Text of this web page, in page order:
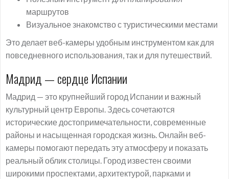
маршрутов
Визуальное знакомство с туристическими местами
Это делает веб-камеры удобным инструментом как для
повседневного использования, так и для путешествий.
Мадрид — сердце Испании
Мадрид — это крупнейший город Испании и важный
культурный центр Европы. Здесь сочетаются
исторические достопримечательности, современные
районы и насыщенная городская жизнь. Онлайн веб-
камеры помогают передать эту атмосферу и показать
реальный облик столицы. Город известен своими
широкими проспектами, архитектурой, парками и